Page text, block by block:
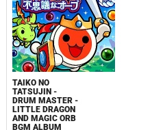
TAIKO NO
TATSUJIN -
DRUM MASTER -
LITTLE DRAGON
AND MAGIC ORB
BGM ALBUM